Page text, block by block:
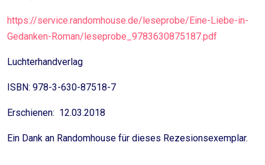
https://service.randomhouse.de/leseprobe/Eine-Liebe-in-
Gedanken-Roman/leseprobe_9783630875187.pdf
Luchterhandverlag
ISBN: 978-3-630-87518-7
Erschienen: 12.03.2018
Ein Dank an Randomhouse für dieses Rezesionsexemplar.